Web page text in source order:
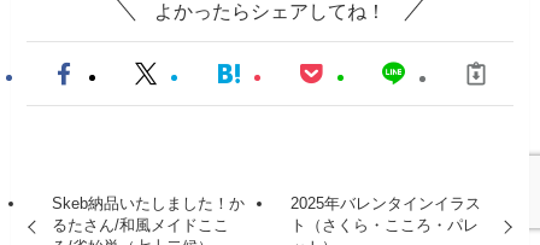
よかったらシェアしてね！
Skeb納品いたしました！か
るたさん/和風メイドここ
2025年バレンタインイラス
ト（さくら・こころ・パレ